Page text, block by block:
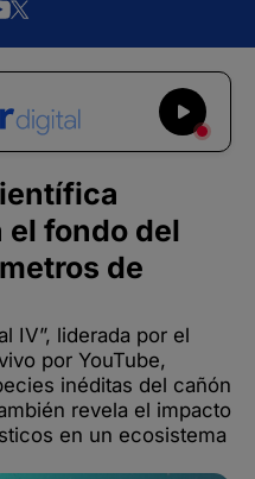
fondo del
de
IV”, liderada por el
por YouTube,
inéditas del cañón
revela el impacto
en un ecosistema